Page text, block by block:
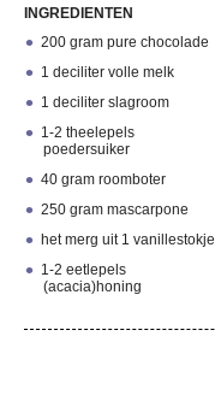
INGREDIENTEN
200 gram pure chocolade
1 deciliter volle melk
1 deciliter slagroom
1-2 theelepels
poedersuiker
40 gram roomboter
250 gram mascarpone
het merg uit 1 vanillestokje
1-2 eetlepels
(acacia)honing